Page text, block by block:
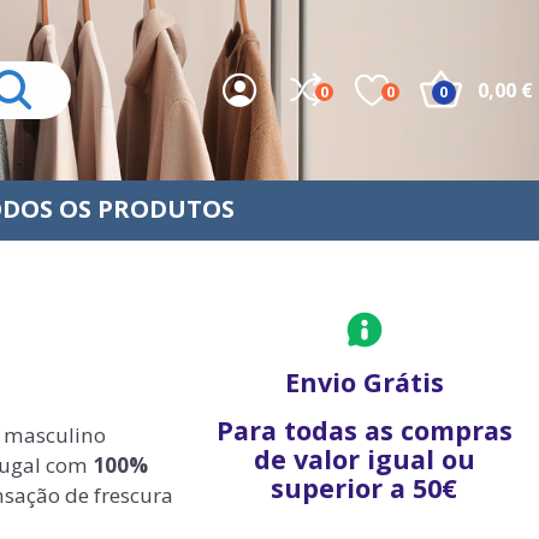
0 0 0,00 €
0
OS PRODUTOS
com 100%
de frescura
Envio Grátis
Para todas as compras
de valor igual ou
superior a 50€